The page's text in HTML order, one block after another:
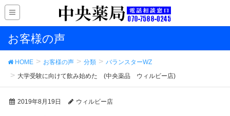
お客様の声
HOME お客様の声 分類
バランスターWZ
大学受験に向けて飲み始めた (中央薬品 ウィルビー店)
2019年8月19日 ウィルビー店